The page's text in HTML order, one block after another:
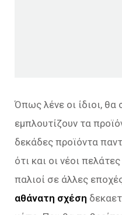
Όπως λένε οι ίδιοι, θα
εμπλουτίζουν τα
δεκάδες προϊόντα
ότι και οι νέοι
παλιοί σε άλλες
αθάνατη σχέση